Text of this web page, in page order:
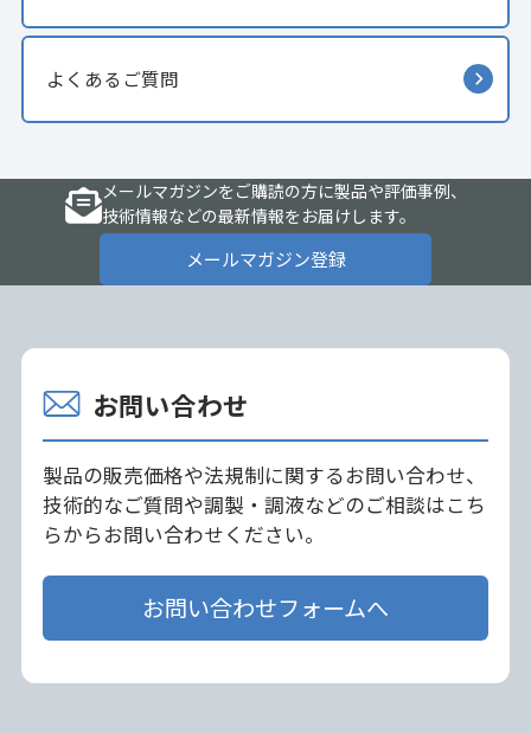
よくあるご質問
メールマガジンをご購読の方に製品や評価事例、
技術情報などの最新情報をお届けします。
メールマガジン登録
お問い合わせ
製品の販売価格や法規制に関するお問い合わせ、
技術的なご質問や調製・調液などのご相談はこち
らからお問い合わせください。
お問い合わせフォームへ